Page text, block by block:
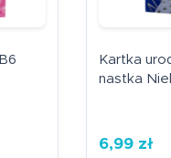
Kartka
nastka
6,99 zł